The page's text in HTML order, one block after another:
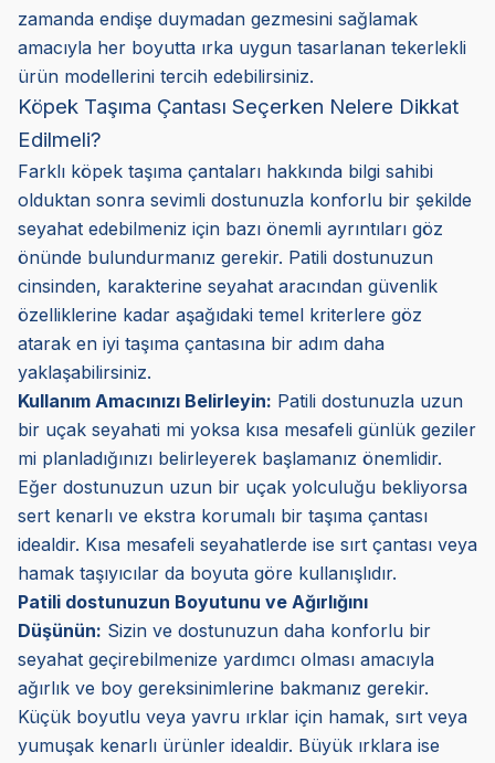
zamanda endişe duymadan gezmesini sağlamak
amacıyla her boyutta ırka uygun tasarlanan tekerlekli
ürün modellerini tercih edebilirsiniz.
Köpek Taşıma Çantası Seçerken Nelere Dikkat
Edilmeli?
Farklı köpek taşıma çantaları hakkında bilgi sahibi
olduktan sonra sevimli dostunuzla konforlu bir şekilde
seyahat edebilmeniz için bazı önemli ayrıntıları göz
önünde bulundurmanız gerekir. Patili dostunuzun
cinsinden, karakterine seyahat aracından güvenlik
özelliklerine kadar aşağıdaki temel kriterlere göz
atarak en iyi taşıma çantasına bir adım daha
yaklaşabilirsiniz.
Kullanım Amacınızı Belirleyin: Patili dostunuzla uzun
bir uçak seyahati mi yoksa kısa mesafeli günlük geziler
mi planladığınızı belirleyerek başlamanız önemlidir.
Eğer dostunuzun uzun bir uçak yolculuğu bekliyorsa
sert kenarlı ve ekstra korumalı bir taşıma çantası
idealdir. Kısa mesafeli seyahatlerde ise sırt çantası veya
hamak taşıyıcılar da boyuta göre kullanışlıdır.
Patili dostunuzun Boyutunu ve Ağırlığını
Düşünün: Sizin ve dostunuzun daha konforlu bir
seyahat geçirebilmenize yardımcı olması amacıyla
ağırlık ve boy gereksinimlerine bakmanız gerekir.
Küçük boyutlu veya yavru ırklar için hamak, sırt veya
yumuşak kenarlı ürünler idealdir. Büyük ırklara ise